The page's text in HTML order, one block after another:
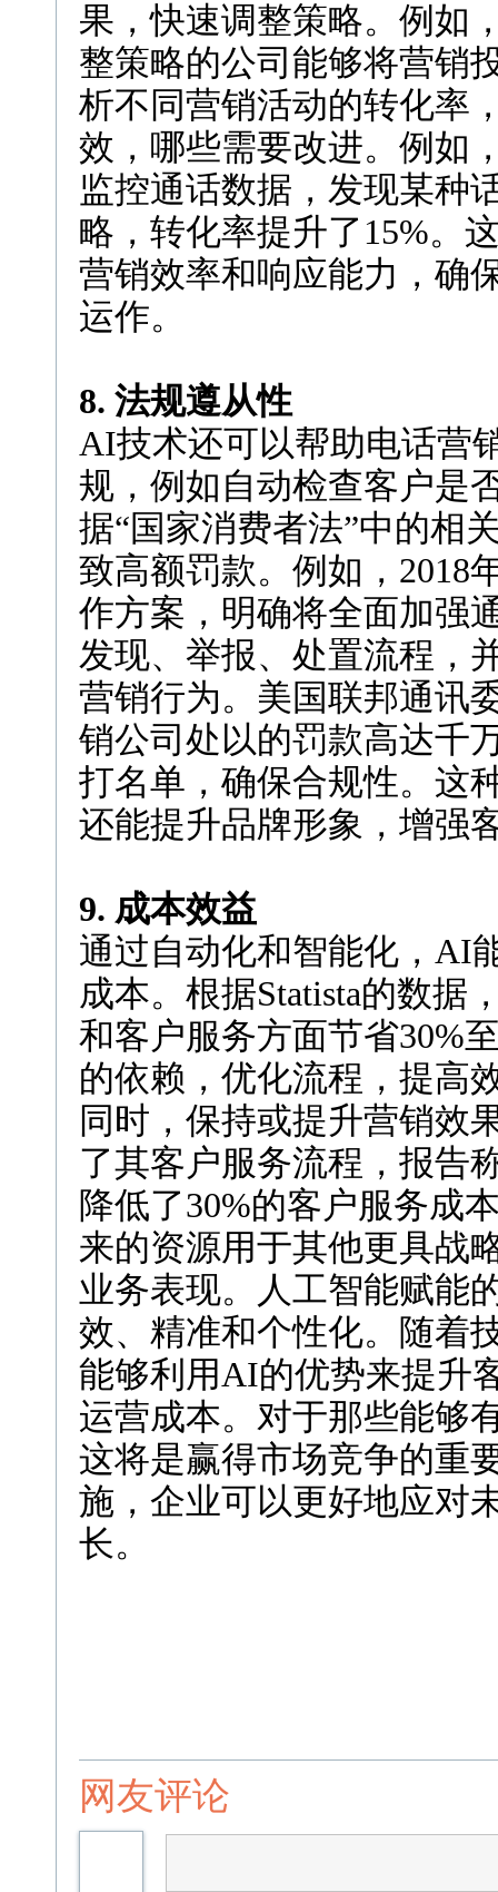
果，快速调整策略。例如
整策略的公司能够将营销
析不同营销活动的转化率
效，哪些需要改进。例如
监控通话数据，发现某种
略，转化率提升了15%。
营销效率和响应能力，确
运作。
8. 法规遵从性
AI技术还可以帮助电话营
规，例如自动检查客户是
据“国家消费者法”中的相
致高额罚款。例如，2018
作方案，明确将全面加强
发现、举报、处置流程，
营销行为。美国联邦通讯
销公司处以的罚款高达千
打名单，确保合规性。这
还能提升品牌形象，增强
9. 成本效益
通过自动化和智能化，AI
成本。根据Statista的数据
和客户服务方面节省30%
的依赖，优化流程，提高
同时，保持或提升营销效
了其客户服务流程，报告
降低了30%的客户服务成
来的资源用于其他更具战
业务表现。人工智能赋能
效、精准和个性化。随着
能够利用AI的优势来提升
运营成本。对于那些能够
这将是赢得市场竞争的重
施，企业可以更好地应对
长。
网友评论